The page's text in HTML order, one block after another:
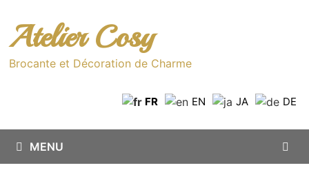
contenu
Atelier Cosy
Brocante et Décoration de Charme
FR EN JA DE
MENU